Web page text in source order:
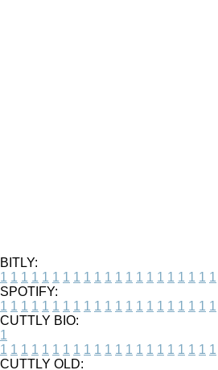
BITLY:
1 1 1 1 1 1 1 1 1 1 1 1 1 1 1 1 1 1 1 1 1
SPOTIFY:
1 1 1 1 1 1 1 1 1 1 1 1 1 1 1 1 1 1 1 1 1
CUTTLY BIO:
1
1 1 1 1 1 1 1 1 1 1 1 1 1 1 1 1 1 1 1 1 1
CUTTLY OLD: